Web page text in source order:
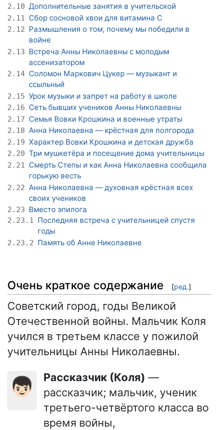
2.10 Дополнительные занятия в учительской
2.11 Сбор сосновой хвои для витамина С
2.12 Размышления о том, почему мы победили в
войне
2.13 Встреча Анны Николаевны с молодым
ассенизатором
2.14 Соломон Маркович Цукер — музыкант и
ссыльный
2.15 Урок музыки и запрет на работу в школе
2.16 Сеть бывших учеников Анны Николаевны
2.17 Семья Вовки Крошкина и военные утраты
2.18 Анна Николаевна — крёстная для полгорода
2.19 Характер Вовки Крошкина и детская дружба
2.20 Три мушкетёра и посещение дома учительницы
2.21 Смерть Степы и как Анна Николаевна сообщила
горькую весть
2.22 Анна Николаевна — духовная крёстная всех
своих учеников
2.23 Вместо эпилога
2.23.1 Последняя встреча с учительницей спустя
годы
2.23.2 Память об Анне Николаевне
Очень краткое содержание [ред.]
Советский город, годы Великой
Отечественной войны. Мальчик Коля
учился в третьем классе у пожилой
учительницы Анны Николаевны.
👦🏻 Рассказчик (Коля) —
рассказчик; мальчик, ученик
третьего-четвёртого класса во
время войны,